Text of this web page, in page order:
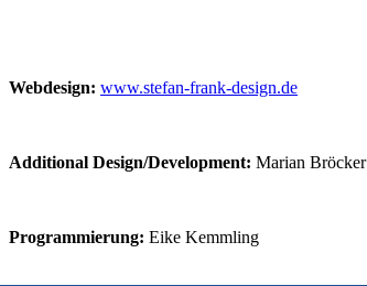
Webdesign: www.stefan-frank-design.de
Additional Design/Development: Marian Bröcker
Programmierung: Eike Kemmling